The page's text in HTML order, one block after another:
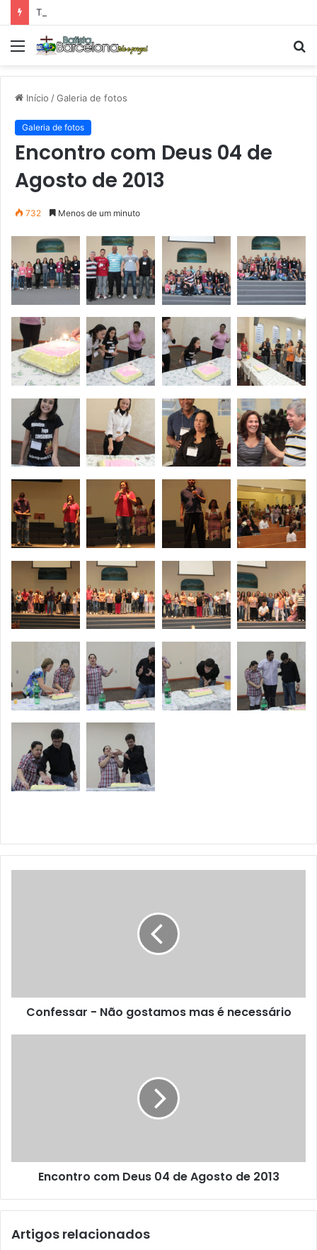
Tarde Animada – Luz do Mundo
Menu
Início /Galeria de fotos
Galeria de fotos
Encontro com Deus 04 de
Agosto de 2013
732 Menos de um minuto
Confessar - Não gostamos mas é necessário
Encontro com Deus 04 de Agosto de 2013
Artigos relacionados